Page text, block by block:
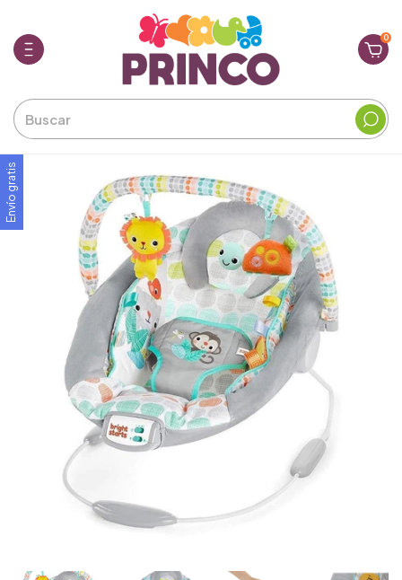
0
Envío gratis